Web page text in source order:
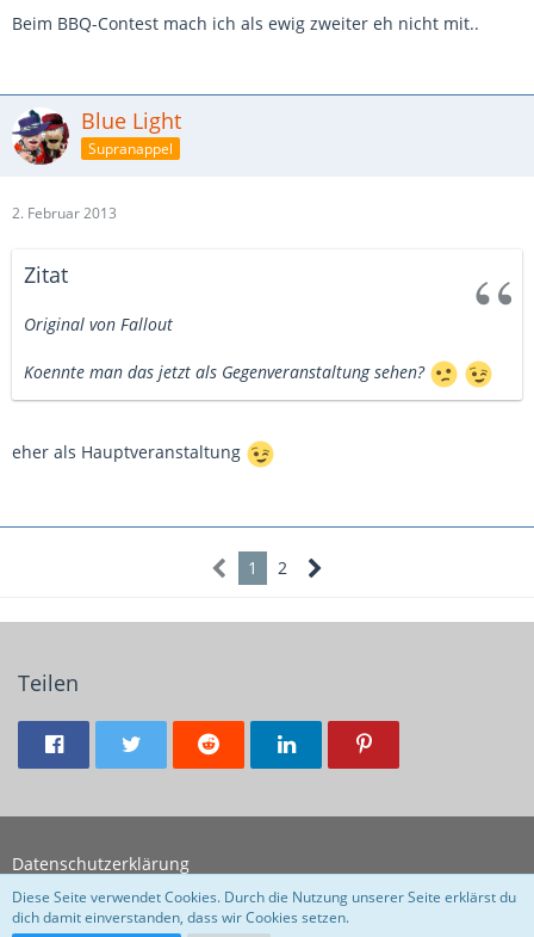
Beim BBQ-Contest mach ich als ewig zweiter eh nicht mit..
Blue Light
Supranappel
2. Februar 2013
Zitat
Original von Fallout
Koennte man das jetzt als Gegenveranstaltung sehen?
eher als Hauptveranstaltung
1 2
Teilen
Datenschutzerklärung
Diese Seite verwendet Cookies. Durch die Nutzung unserer Seite erklärst du
dich damit einverstanden, dass wir Cookies setzen.